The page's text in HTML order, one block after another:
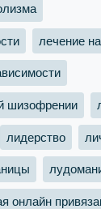
лечение
шизофрении
лидерство
онлайн